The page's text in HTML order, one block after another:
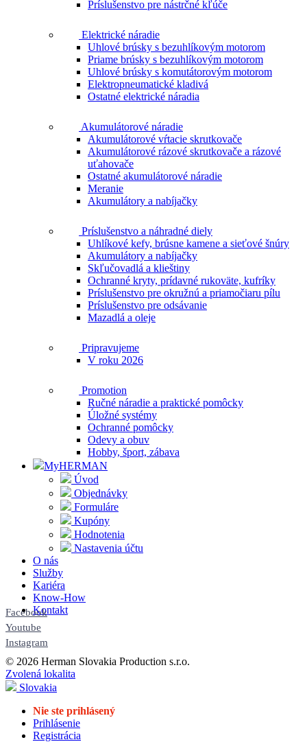
Príslušenstvo pre nástrčné kľúče
Elektrické náradie
Uhlové brúsky s bezuhlíkovým motorom
Priame brúsky s bezuhlíkovým motorom
Uhlové brúsky s komutátorovým motorom
Elektropneumatické kladivá
Ostatné elektrické náradia
Akumulátorové náradie
Akumulátorové vŕtacie skrutkovače
Akumulátorové rázové skrutkovače a rázové
uťahovače
Ostatné akumulátorové náradie
Meranie
Akumulátory a nabíjačky
Príslušenstvo a náhradné diely
Uhlíkové kefy, brúsne kamene a sieťové šnúry
Akumulátory a nabíjačky
Skľučovadlá a klieštiny
Ochranné kryty, prídavné rukoväte, kufríky
Príslušenstvo pre okružnú a priamočiaru pílu
Príslušenstvo pre odsávanie
Mazadlá a oleje
Pripravujeme
V roku 2026
Promotion
Ručné náradie a praktické pomôcky
Úložné systémy
Ochranné pomôcky
Odevy a obuv
Hobby, šport, zábava
MyHERMAN
Úvod
Objednávky
Formuláre
Kupóny
Hodnotenia
Nastavenia účtu
O nás
Služby
Kariéra
Know-How
Kontakt
Facebook
Youtube
Instagram
© 2026 Herman Slovakia Production s.r.o.
Zvolená lokalita
Slovakia
Nie ste prihlásený
Prihlásenie
Registrácia